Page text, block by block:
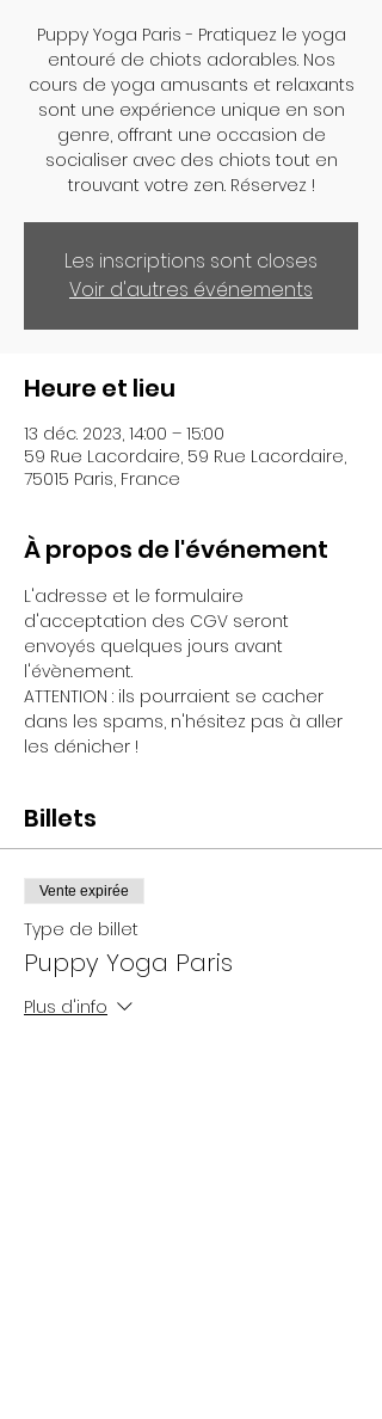
Puppy Yoga Paris - Pratiquez le yoga
entouré de chiots adorables. Nos
cours de yoga amusants et relaxants
sont une expérience unique en son
genre, offrant une occasion de
socialiser avec des chiots tout en
trouvant votre zen. Réservez !
Les inscriptions sont closes
Voir d'autres événements
Heure et lieu
13 déc. 2023, 14:00 – 15:00
59 Rue Lacordaire, 59 Rue Lacordaire,
75015 Paris, France
À propos de l'événement
L'adresse et le formulaire
d'acceptation des CGV seront
envoyés quelques jours avant
l'évènement.
ATTENTION : ils pourraient se cacher
dans les spams, n'hésitez pas à aller
les dénicher !
Billets
Vente expirée
Type de billet
Puppy Yoga Paris
Plus d'info